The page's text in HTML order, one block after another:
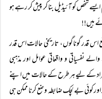
شخص کو آئیڈیل بنا کر پیش کر رہے ہو
ہیں!!
قدر گوناگوں، تاریخی حالات اس قدر
نفسیاتی و واقعاتی عوامل اور مذہبی
کے لیے ہر طرح کے حالات میں اپنے
کوئی بے لچک ضابطہ وضع کرنا ممکن ہی